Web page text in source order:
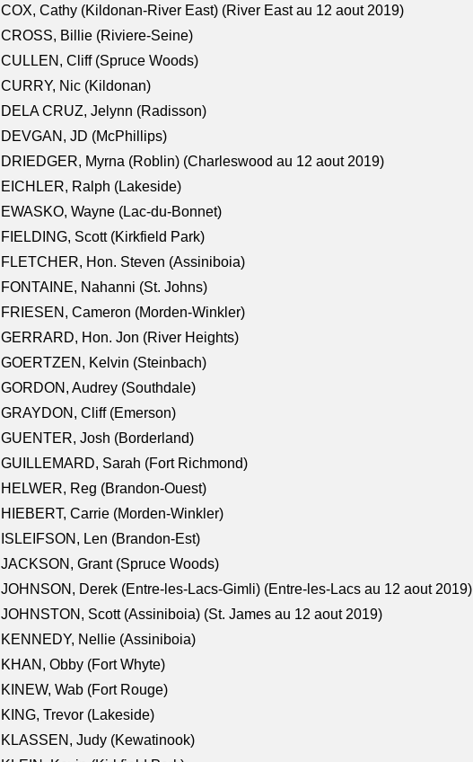
COX, Cathy (Kildonan-River East) (River East au 12 aout 2019)
CROSS, Billie (Riviere-Seine)
CULLEN, Cliff (Spruce Woods)
CURRY, Nic (Kildonan)
DELA CRUZ, Jelynn (Radisson)
DEVGAN, JD (McPhillips)
DRIEDGER, Myrna (Roblin) (Charleswood au 12 aout 2019)
EICHLER, Ralph (Lakeside)
EWASKO, Wayne (Lac-du-Bonnet)
FIELDING, Scott (Kirkfield Park)
FLETCHER, Hon. Steven (Assiniboia)
FONTAINE, Nahanni (St. Johns)
FRIESEN, Cameron (Morden-Winkler)
GERRARD, Hon. Jon (River Heights)
GOERTZEN, Kelvin (Steinbach)
GORDON, Audrey (Southdale)
GRAYDON, Cliff (Emerson)
GUENTER, Josh (Borderland)
GUILLEMARD, Sarah (Fort Richmond)
HELWER, Reg (Brandon-Ouest)
HIEBERT, Carrie (Morden-Winkler)
ISLEIFSON, Len (Brandon-Est)
JACKSON, Grant (Spruce Woods)
JOHNSON, Derek (Entre-les-Lacs-Gimli) (Entre-les-Lacs au 12 aout 2019)
JOHNSTON, Scott (Assiniboia) (St. James au 12 aout 2019)
KENNEDY, Nellie (Assiniboia)
KHAN, Obby (Fort Whyte)
KINEW, Wab (Fort Rouge)
KING, Trevor (Lakeside)
KLASSEN, Judy (Kewatinook)